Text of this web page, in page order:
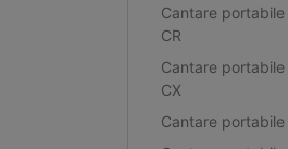
Cantare
CR
Cantare
CX
Cantare